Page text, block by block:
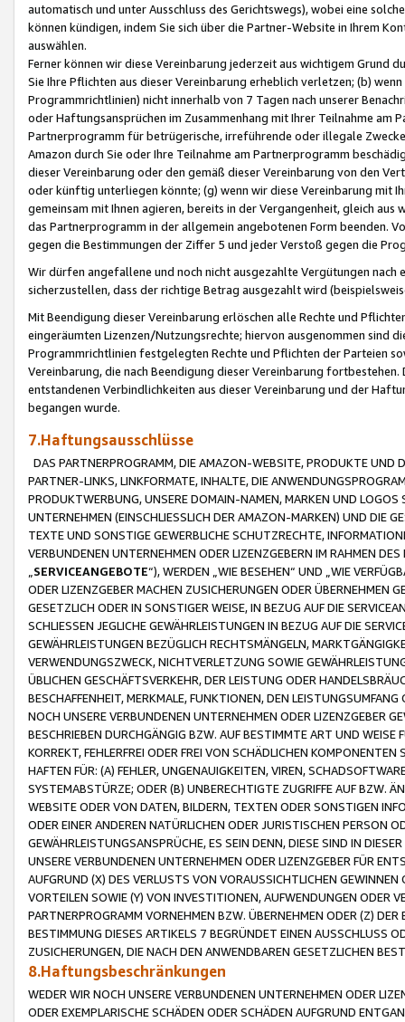
automatisch und unter Ausschluss des Gerichtswegs), wobei eine
können kündigen, indem Sie sich über die Partner-Website in Ihrem
auswählen.
Ferner können wir diese Vereinbarung jederzeit aus wichtigem Grund
Sie Ihre Pflichten aus dieser Vereinbarung erheblich verletzen; (b)
Programmrichtlinien) nicht innerhalb von 7 Tagen nach unserer
oder Haftungsansprüchen im Zusammenhang mit Ihrer Teilnahme am
Partnerprogramm für betrügerische, irreführende oder illegale
Amazon durch Sie oder Ihre Teilnahme am Partnerprogramm
dieser Vereinbarung oder den gemäß dieser Vereinbarung von den
oder künftig unterliegen könnte; (g) wenn wir diese Vereinbarung mit
gemeinsam mit Ihnen agieren, bereits in der Vergangenheit, gleich
das Partnerprogramm in der allgemein angebotenen Form beenden.
gegen die Bestimmungen der Ziffer 5 und jeder Verstoß gegen die
Wir dürfen angefallene und noch nicht ausgezahlte Vergütungen
sicherzustellen, dass der richtige Betrag ausgezahlt wird
Mit Beendigung dieser Vereinbarung erlöschen alle Rechte und
eingeräumten Lizenzen/Nutzungsrechte; hiervon ausgenommen sind
Programmrichtlinien festgelegten Rechte und Pflichten der Parteien
Vereinbarung, die nach Beendigung dieser Vereinbarung
entstandenen Verbindlichkeiten aus dieser Vereinbarung und der
begangen wurde.
7.Haftungsausschlüsse
DAS PARTNERPROGRAMM, DIE AMAZON-WEBSITE, PRODUKTE UND
PARTNER-LINKS, LINKFORMATE, INHALTE, DIE
PRODUKTWERBUNG, UNSERE DOMAIN-NAMEN, MARKEN UND
UNTERNEHMEN (EINSCHLIESSLICH DER AMAZON-MARKEN) UND DIE
TEXTE UND SONSTIGE GEWERBLICHE SCHUTZRECHTE,
VERBUNDENEN UNTERNEHMEN ODER LIZENZGEBERN IM RAHMEN
SERVICEANGEBOTE“), WERDEN „WIE BESEHEN“ UND „WIE
ODER LIZENZGEBER MACHEN ZUSICHERUNGEN ODER ÜBERNEHMEN
GESETZLICH ODER IN SONSTIGER WEISE, IN BEZUG AUF DIE
SCHLIESSEN JEGLICHE GEWÄHRLEISTUNGEN IN BEZUG AUF DIE
GEWÄHRLEISTUNGEN BEZÜGLICH RECHTSMÄNGELN,
VERWENDUNGSZWECK, NICHTVERLETZUNG SOWIE
ÜBLICHEN GESCHÄFTSVERKEHR, DER LEISTUNG ODER
BESCHAFFENHEIT, MERKMALE, FUNKTIONEN, DEN
NOCH UNSERE VERBUNDENEN UNTERNEHMEN ODER LIZENZGEBER
BESCHRIEBEN DURCHGÄNGIG BZW. AUF BESTIMMTE ART UND
KORREKT, FEHLERFREI ODER FREI VON SCHÄDLICHEN
HAFTEN FÜR: (A) FEHLER, UNGENAUIGKEITEN, VIREN,
SYSTEMABSTÜRZE; ODER (B) UNBERECHTIGTE ZUGRIFFE AUF BZW.
WEBSITE ODER VON DATEN, BILDERN, TEXTEN ODER SONSTIGEN
ODER EINER ANDEREN NATÜRLICHEN ODER JURISTISCHEN PERSON
GEWÄHRLEISTUNGSANSPRÜCHE, ES SEIN DENN, DIESE SIND IN
UNSERE VERBUNDENEN UNTERNEHMEN ODER LIZENZGEBER FÜR
AUFGRUND (X) DES VERLUSTS VON VORAUSSICHTLICHEN
VORTEILEN SOWIE (Y) VON INVESTITIONEN, AUFWENDUNGEN ODER
PARTNERPROGRAMM VORNEHMEN BZW. ÜBERNEHMEN ODER (Z)
BESTIMMUNG DIESES ARTIKELS 7 BEGRÜNDET EINEN AUSSCHLUSS
ZUSICHERUNGEN, DIE NACH DEN ANWENDBAREN GESETZLICHEN
8.Haftungsbeschränkungen
WEDER WIR NOCH UNSERE VERBUNDENEN UNTERNEHMEN ODER
ODER EXEMPLARISCHE SCHÄDEN ODER SCHÄDEN AUFGRUND